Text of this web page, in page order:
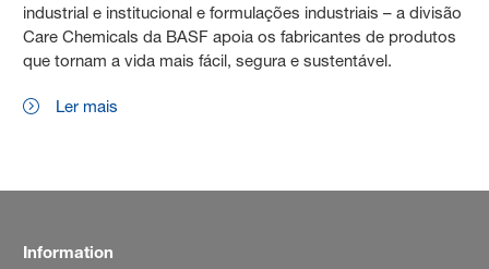
industrial e institucional e formulações industriais – a divisão
Care Chemicals da BASF apoia os fabricantes de produtos
que tornam a vida mais fácil, segura e sustentável.
Ler mais
Information